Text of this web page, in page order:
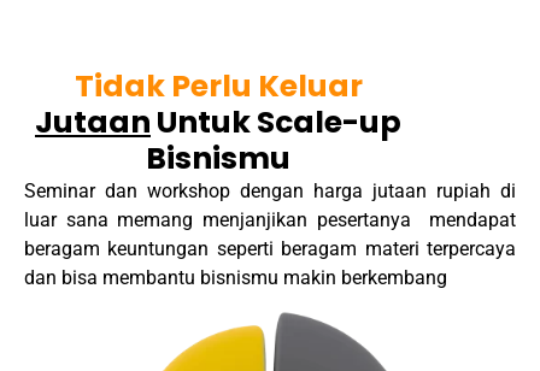
Tidak Perlu Keluar
Jutaan UntukScale-up
Bisnismu
Seminar dan workshop dengan harga jutaan rupiah di
luar sana memang menjanjikan pesertanya mendapat
beragam keuntungan seperti beragam materi terpercaya
dan bisa membantu bisnismu makin berkembang